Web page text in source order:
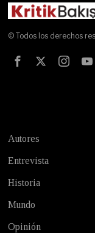
© Todos los derechos
Autores
Entrevista
Historia
Mundo
Opinión